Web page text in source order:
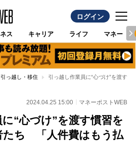
ログイン
ス キャリア ライフ マネー
引っ越し・移住 引っ越し作業員に“心づけ”を渡す
2024.04.25 15:00 マネーポストWEB
“心づけ”を渡す慣習を
たち 「人件費はもう払